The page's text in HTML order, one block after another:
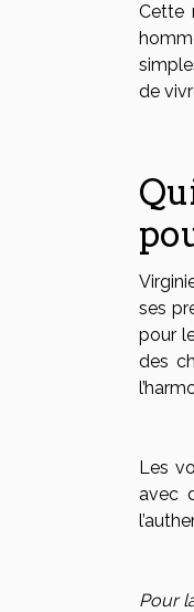
Cette
de
ses
pour
des
Les
avec
Pour